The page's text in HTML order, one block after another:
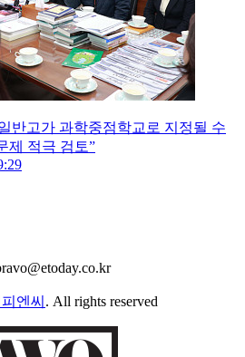
반고가 과학중점학교로 지정될 수
제 적극 검토”
엔씨 . All rights reserved